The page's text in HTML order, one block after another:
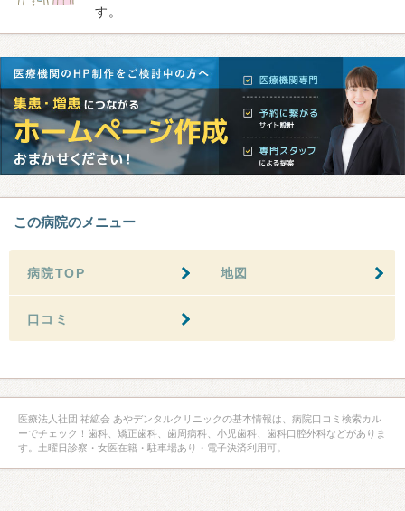
す。
この病院のメニュー
病院TOP 地図
口コミ
医療法人社団 祐絋会 あやデンタルクリニックの基本情報は、病院口コミ検索カル
ーでチェック！歯科、矯正歯科、歯周病科、小児歯科、歯科口腔外科などがありま
す。土曜日診察・女医在籍・駐車場あり・電子決済利用可。